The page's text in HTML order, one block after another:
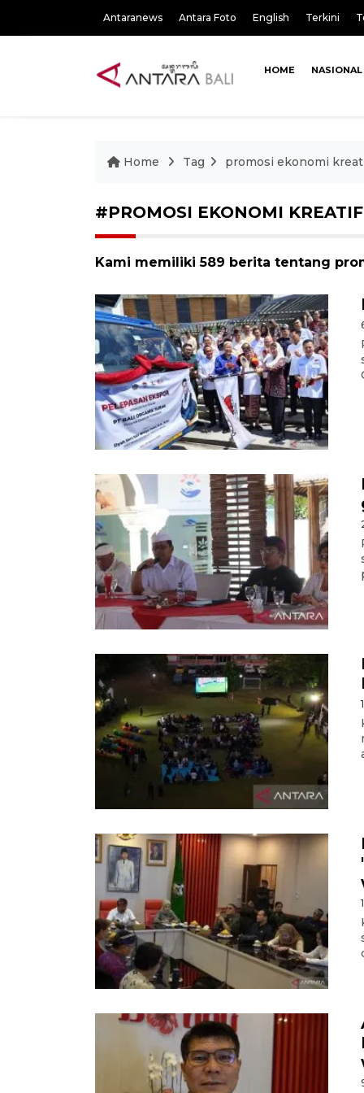
Antaranews Antara Foto English Terkini
HOME NASIONAL
Home Tag promosi ekonomi
#PROMOSI EKONOMI KREATIF
Kami memiliki 589 berita tentang